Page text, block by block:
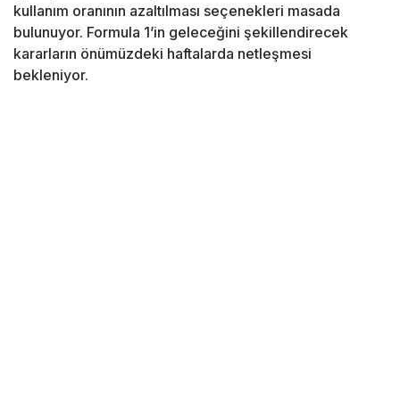
kullanım oranının azaltılması seçenekleri masada
bulunuyor. Formula 1’in geleceğini şekillendirecek
kararların önümüzdeki haftalarda netleşmesi
bekleniyor.